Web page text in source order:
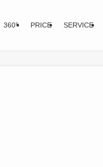
360° PRICE SERVICE